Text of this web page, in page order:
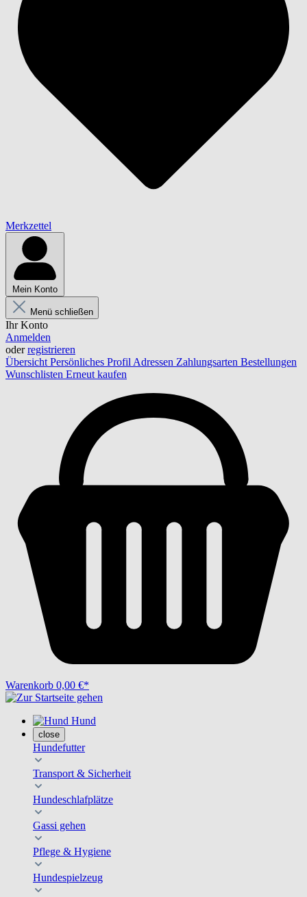
Merkzettel
Mein Konto
Menü schließen
Ihr Konto
Anmelden
oderregistrieren
Übersicht Persönliches Profil Adressen Zahlungsarten Bestellungen
Wunschlisten Erneut kaufen
Warenkorb 0,00 €*
Hund
close
Hundefutter
Transport & Sicherheit
Hundeschlafplätze
Gassi gehen
Pflege & Hygiene
Hundespielzeug